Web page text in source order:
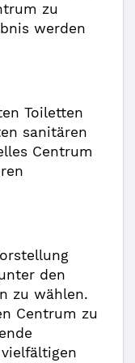
zu
werden
Toiletten
sanitären
Centrum
den
zu wählen.
Centrum zu